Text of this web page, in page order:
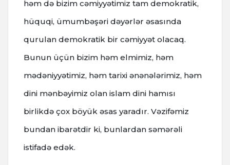
həm də bizim cəmiyyətimiz tam demokratik,
hüquqi, ümumbəşəri dəyərlər əsasında
qurulan demokratik bir cəmiyyət olacaq.
Bunun üçün bizim həm elmimiz, həm
mədəniyyətimiz, həm tarixi ənənələrimiz, həm
dini mənbəyimiz olan islam dini hamısı
birlikdə çox böyük əsas yaradır. Vəzifəmiz
bundan ibarətdir ki, bunlardan səmərəli
istifadə edək.